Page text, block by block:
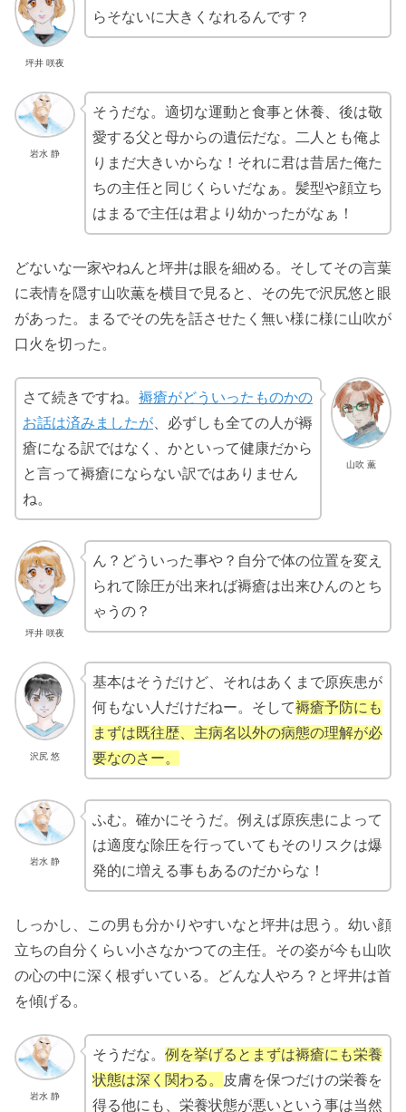
坪井 咲夜
らそないに大きくなれるんです？
岩水 静
そうだな。適切な運動と食事と休養、後は敬
愛する父と母からの遺伝だな。二人とも俺よ
りまだ大きいからな！それに君は昔居た俺た
ちの主任と同じくらいだなぁ。髪型や顔立ち
はまるで主任は君より幼かったがなぁ！
どないな一家やねんと坪井は眼を細める。そしてその言葉
に表情を隠す山吹薫を横目で見ると、その先で沢尻悠と眼
があった。まるでその先を話させたく無い様に様に山吹が
口火を切った。
山吹 薫
さて続きですね。 褥瘡がどういったものかの
お話は済みましたが 、必ずしも全ての人が褥
瘡になる訳ではなく、かといって健康だから
と言って褥瘡にならない訳ではありません
ね。
坪井 咲夜
ん？どういった事や？自分で体の位置を変え
られて除圧が出来れば褥瘡は出来ひんのとち
ゃうの？
沢尻 悠
基本はそうだけど、それはあくまで原疾患が
何もない人だけだねー。そして褥瘡予防にも
まずは既往歴、主病名以外の病態の理解が必
要なのさー。
岩水 静
ふむ。確かにそうだ。例えば原疾患によって
は適度な除圧を行っていてもそのリスクは爆
発的に増える事もあるのだからな！
しっかし、この男も分かりやすいなと坪井は思う。幼い顔
立ちの自分くらい小さなかつての主任。その姿が今も山吹
の心の中に深く根ずいている。どんな人やろ？と坪井は首
を傾げる。
岩水 静
そうだな。 例を挙げるとまずは褥瘡にも栄養
状態は深く関わる。
皮膚を保つだけの栄養を
得る他にも、栄養状態が悪いという事は当然